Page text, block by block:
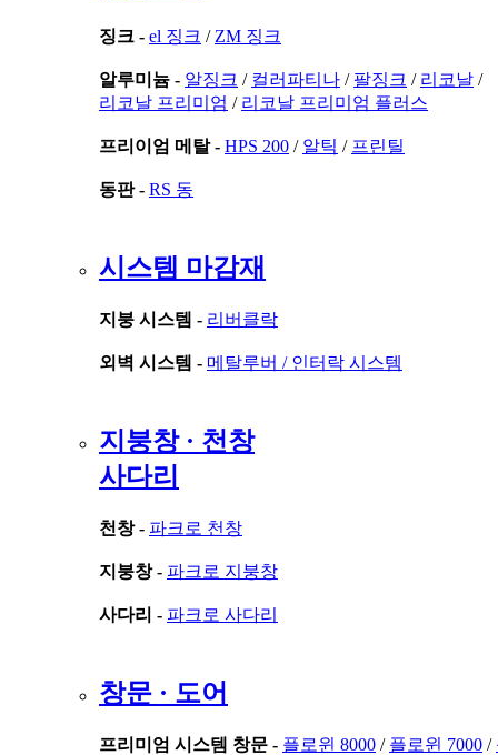
징크 - el 징크 / ZM 징크
알루미늄 - 알징크 / 컬러파티나 / 팔징크 / 리코날 /
리코날 프리미엄 / 리코날 프리미엄 플러스
프리이엄 메탈 - HPS 200 / 알틱 / 프린틸
동판 - RS 동
시스템 마감재
지붕 시스템 - 리버클락
외벽 시스템 - 메탈루버 / 인터락 시스템
지붕창 · 천창
사다리
천창 - 파크로 천창
지붕창 - 파크로 지붕창
사다리 - 파크로 사다리
창문 · 도어
프리미엄 시스템 창문 - 플로윈 8000 / 플로윈 7000 /